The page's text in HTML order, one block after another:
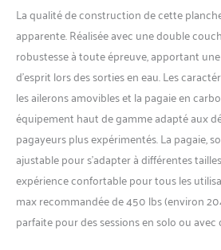
THURSO
structure
disponible
Toutes nos
paddle
couche
intérieur
une
PVC de
grilles
renforcées
coutures
le
La qualité de construction de cette
apparente. Réalisée avec une double
robustesse à toute épreuve, apportant
d’esprit lors des sorties en eau. Les
les ailerons amovibles et la pagaie en
équipement haut de gamme adapté aux
pagayeurs plus expérimentés. La pagaie,
ajustable pour s’adapter à différentes
expérience confortable pour tous les
max recommandée de 450 lbs (environ
parfaite pour des sessions en solo ou avec